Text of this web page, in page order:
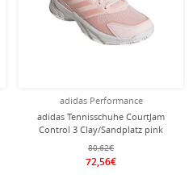
adidas Performance
adidas Tennisschuhe CourtJam
Control 3 Clay/Sandplatz pink
Damen
80,62€
72,56€